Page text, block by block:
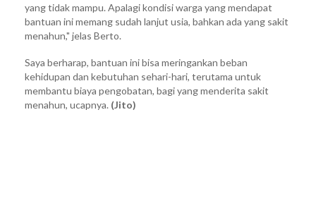
yang tidak mampu. Apalagi kondisi warga yang mendapat
bantuan ini memang sudah lanjut usia, bahkan ada yang sakit
menahun," jelas Berto.
Saya berharap, bantuan ini bisa meringankan beban
kehidupan dan kebutuhan sehari-hari, terutama untuk
membantu biaya pengobatan, bagi yang menderita sakit
menahun, ucapnya. (Jito)